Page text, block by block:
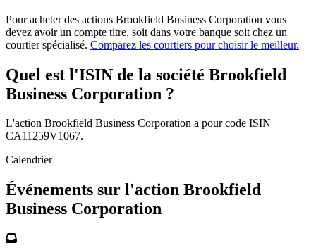
Pour acheter des actions Brookfield Business Corporation vous
devez avoir un compte titre, soit dans votre banque soit chez un
courtier spécialisé. Comparez les courtiers pour choisir le meilleur.
Quel est l'ISIN de la société Brookfield
Business Corporation ?
L'action Brookfield Business Corporation a pour code ISIN
CA11259V1067.
Calendrier
Événements sur l'action Brookfield
Business Corporation